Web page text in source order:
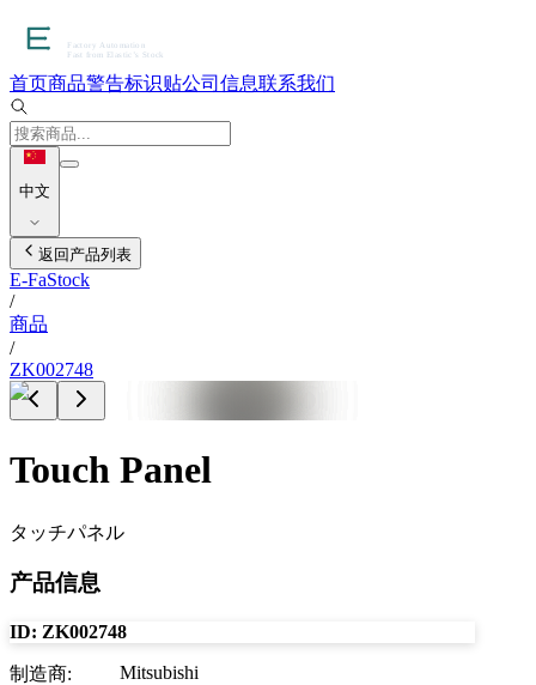
首页商品警告标识贴公司信息联系我们
中文
返回产品列表
E-FaStock
/
商品
/
ZK002748
Touch Panel
タッチパネル
产品信息
ID: ZK002748
制造商: Mitsubishi